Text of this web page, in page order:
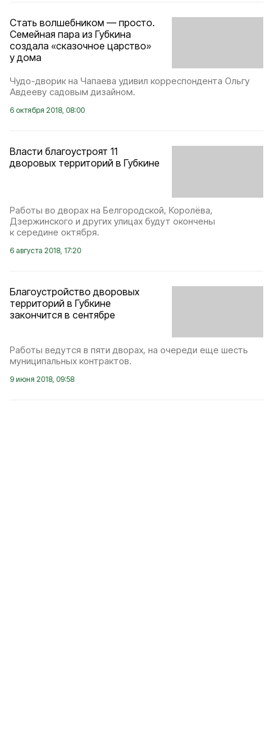
Стать волшебником — просто.
Семейная пара из Губкина
создала «сказочное царство»
у дома
Чудо-дворик на Чапаева удивил корреспондента Ольгу
Авдееву садовым дизайном.
6 октября 2018, 08:00
Власти благоустроят 11
дворовых территорий в Губкине
Работы во дворах на Белгородской, Королёва,
Дзержинского и других улицах будут окончены
к середине октября.
6 августа 2018, 17:20
Благоустройство дворовых
территорий в Губкине
закончится в сентябре
Работы ведутся в пяти дворах, на очереди еще шесть
муниципальных контрактов.
9 июня 2018, 09:58